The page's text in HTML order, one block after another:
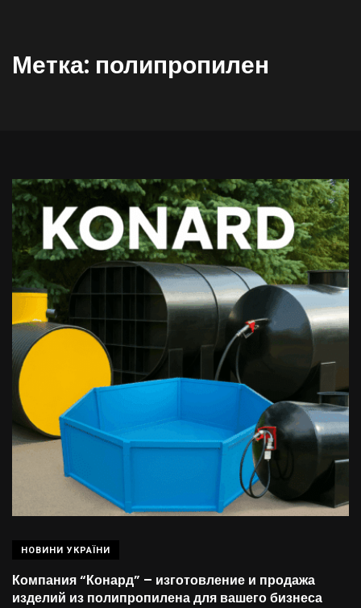
Метка: полипропилен
НОВИНИ УКРАЇНИ
Компания “Конард” – изготовление и продажа
изделий из полипропилена для вашего бизнеса